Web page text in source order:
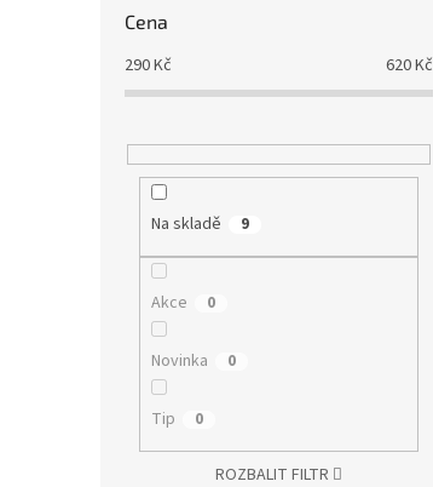
Cena
290Kč 620Kč
Na skladě 9
Akce 0
Novinka 0
Tip 0
ROZBALIT FILTR